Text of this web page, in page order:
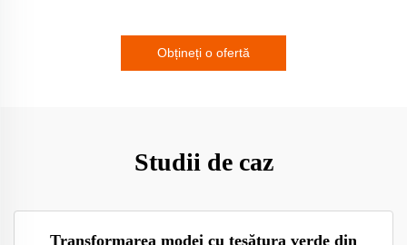
Obțineți o ofertă
Studii de caz
Transformarea modei cu ţesătura verde din